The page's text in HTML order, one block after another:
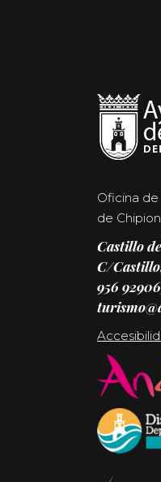
Oficina
de
Castillo
C/
956